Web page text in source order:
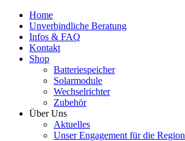
Home
Unverbindliche Beratung
Infos & FAQ
Kontakt
Shop
Batteriespeicher
Solarmodule
Wechselrichter
Zubehör
Über Uns
Aktuelles
Unser Engagement für die Region